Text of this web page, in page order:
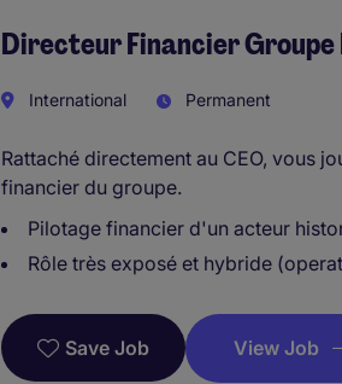
Directeur Financier Groupe
International Permanent
Rattaché directement au CEO, vous
financier du groupe.
Pilotage financier d'un acteur
Rôle très exposé et hybride
Save Job View Job